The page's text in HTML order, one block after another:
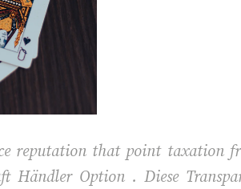
reputation that point taxation
Händler Option . Diese